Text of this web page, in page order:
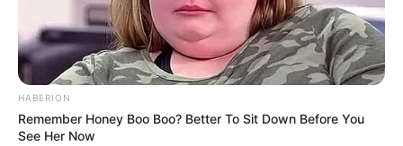
HABERION
Remember Honey Boo Boo? Better To Sit Down Before You
See Her Now